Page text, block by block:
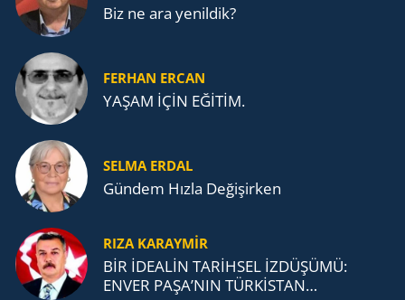
Biz ne ara yenildik?
FERHAN ERCAN
YAŞAM İÇİN EĞİTİM.
SELMA ERDAL
Gündem Hızla Değişirken
RIZA KARAYMIR
BİR İDEALİN TARİHSEL İZDÜŞÜMÜ:
ENVER PAŞA’NIN TÜRKİSTAN